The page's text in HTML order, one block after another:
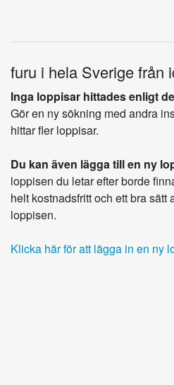
furu i hela Sverige från
Inga loppisar hittades enligt
Gör en ny sökning med andra
hittar fler loppisar.
Du kan även lägga till en ny
loppisen du letar efter borde
helt kostnadsfritt och ett bra sätt
loppisen.
Klicka här för att lägga in en ny